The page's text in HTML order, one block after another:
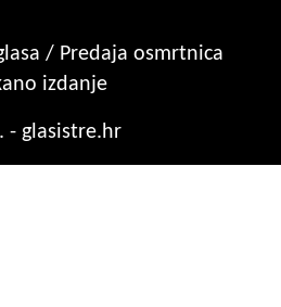
/ Predaja osmrtnica
izdanje
- glasistre.hr